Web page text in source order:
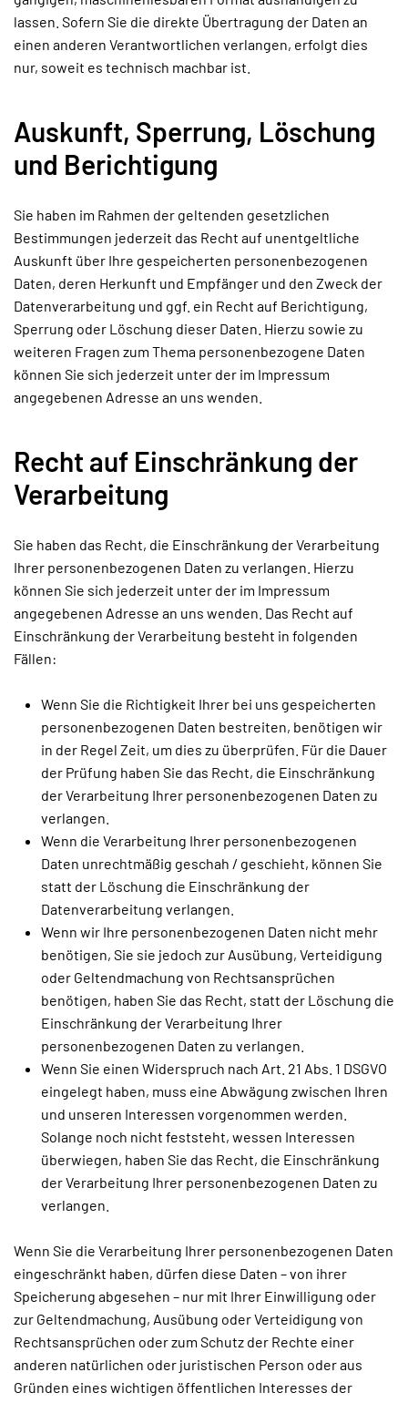
lassen. Sofern Sie die direkte Übertragung der Daten an
einen anderen Verantwortlichen verlangen, erfolgt dies
nur, soweit es technisch machbar ist.
Auskunft, Sperrung, Löschung
und Berichtigung
Sie haben im Rahmen der geltenden gesetzlichen
Bestimmungen jederzeit das Recht auf unentgeltliche
Auskunft über Ihre gespeicherten personenbezogenen
Daten, deren Herkunft und Empfänger und den Zweck der
Datenverarbeitung und ggf. ein Recht auf Berichtigung,
Sperrung oder Löschung dieser Daten. Hierzu sowie zu
weiteren Fragen zum Thema personenbezogene Daten
können Sie sich jederzeit unter der im Impressum
angegebenen Adresse an uns wenden.
Recht auf Einschränkung der
Verarbeitung
Sie haben das Recht, die Einschränkung der Verarbeitung
Ihrer personenbezogenen Daten zu verlangen. Hierzu
können Sie sich jederzeit unter der im Impressum
angegebenen Adresse an uns wenden. Das Recht auf
Einschränkung der Verarbeitung besteht in folgenden
Fällen:
Wenn Sie die Richtigkeit Ihrer bei uns gespeicherten
personenbezogenen Daten bestreiten, benötigen wir
in der Regel Zeit, um dies zu überprüfen. Für die Dauer
der Prüfung haben Sie das Recht, die Einschränkung
der Verarbeitung Ihrer personenbezogenen Daten zu
verlangen.
Wenn die Verarbeitung Ihrer personenbezogenen
Daten unrechtmäßig geschah / geschieht, können Sie
statt der Löschung die Einschränkung der
Datenverarbeitung verlangen.
Wenn wir Ihre personenbezogenen Daten nicht mehr
benötigen, Sie sie jedoch zur Ausübung, Verteidigung
oder Geltendmachung von Rechtsansprüchen
benötigen, haben Sie das Recht, statt der Löschung die
Einschränkung der Verarbeitung Ihrer
personenbezogenen Daten zu verlangen.
Wenn Sie einen Widerspruch nach Art. 21 Abs. 1 DSGVO
eingelegt haben, muss eine Abwägung zwischen Ihren
und unseren Interessen vorgenommen werden.
Solange noch nicht feststeht, wessen Interessen
überwiegen, haben Sie das Recht, die Einschränkung
der Verarbeitung Ihrer personenbezogenen Daten zu
verlangen.
Wenn Sie die Verarbeitung Ihrer personenbezogenen Daten
eingeschränkt haben, dürfen diese Daten – von ihrer
Speicherung abgesehen – nur mit Ihrer Einwilligung oder
zur Geltendmachung, Ausübung oder Verteidigung von
Rechtsansprüchen oder zum Schutz der Rechte einer
anderen natürlichen oder juristischen Person oder aus
Gründen eines wichtigen öffentlichen Interesses der